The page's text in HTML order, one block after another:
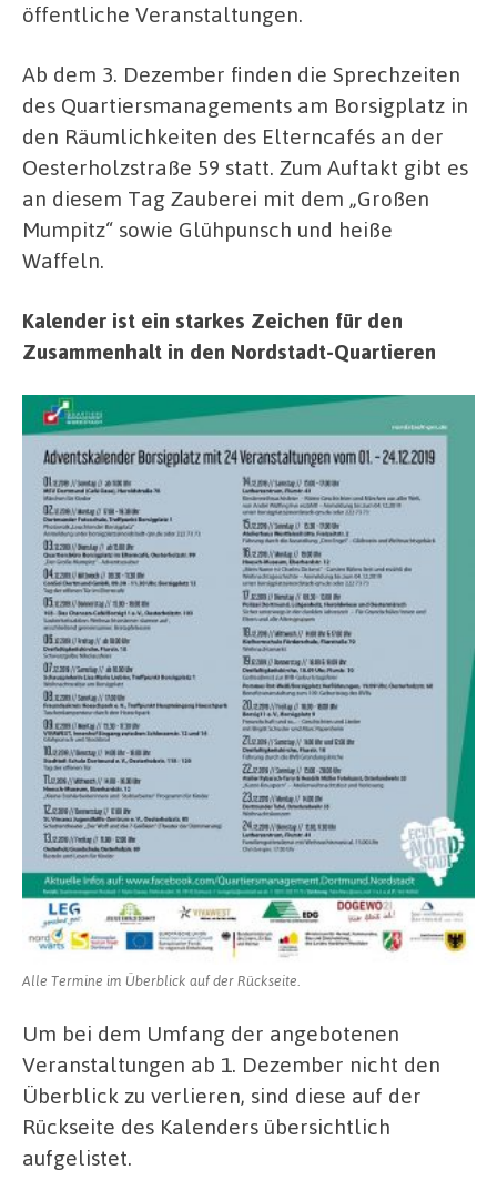
öffentliche Veranstaltungen.
Ab dem 3. Dezember finden die Sprechzeiten
des Quartiersmanagements am Borsigplatz in
den Räumlichkeiten des Elterncafés an der
Oesterholzstraße 59 statt. Zum Auftakt gibt es
an diesem Tag Zauberei mit dem „Großen
Mumpitz“ sowie Glühpunsch und heiße
Waffeln.
Kalender ist ein starkes Zeichen für den
Zusammenhalt in den Nordstadt-Quartieren
Alle Termine im Überblick auf der Rückseite.
Um bei dem Umfang der angebotenen
Veranstaltungen ab 1. Dezember nicht den
Überblick zu verlieren, sind diese auf der
Rückseite des Kalenders übersichtlich
aufgelistet.